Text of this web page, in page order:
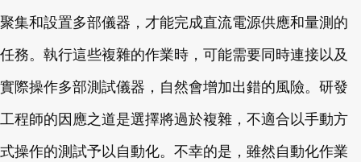
聚集和設置多部儀器，才能完成直流電源供應和量測的
任務。執行這些複雜的作業時，可能需要同時連接以及
實際操作多部測試儀器，自然會增加出錯的風險。研發
工程師的因應之道是選擇將過於複雜，不適合以手動方
式操作的測試予以自動化。不幸的是，雖然自動化作業